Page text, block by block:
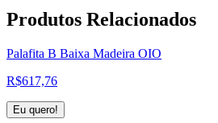
Produtos Relacionados
Palafita B Baixa Madeira OIO
R$617,76
Eu quero!